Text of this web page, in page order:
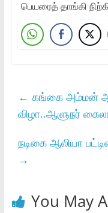
பெயரைத் தாங்கி
← கங்கை அம்மன்
விழா..ஆளுநர்
நடிகை ஆலியா
→
You May